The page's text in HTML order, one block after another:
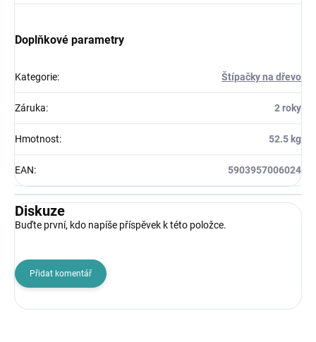
Doplňkové parametry
Kategorie: Štípačky na dřevo
Záruka: 2 roky
Hmotnost: 52.5 kg
EAN: 5903957006024
Diskuze
Buďte první, kdo napíše příspěvek k této položce.
Přidat komentář